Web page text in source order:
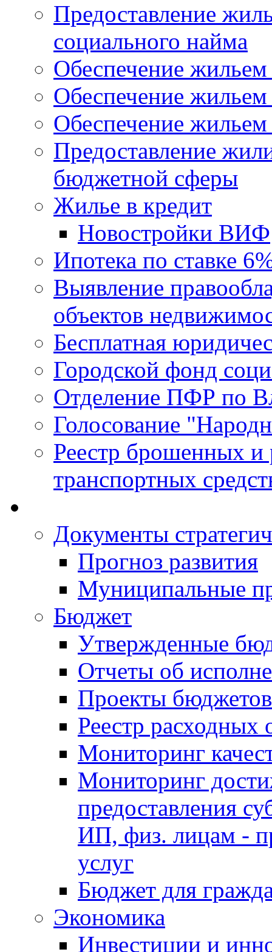
Предоставление
социального найма
Обеспечение
Обеспечение
Обеспечение жильем
Предоставление
бюджетной сферы
Жилье в кредит
Новостройки ВИФ
Ипотека по ставке
Выявление
объектов
Бесплатная
Городской фонд
Отделение ПФР по
Голосование
Реестр брошенных и
транспортных
Документы
Прогноз развития
Муниципальные
Бюджет
Утвержденные
Отчеты об
Проекты бюджетов
Реестр расходных
Мониторинг
Мониторинг
предоставления
ИП, физ. лицам -
услуг
Бюджет для
Экономика
Инвестиции и